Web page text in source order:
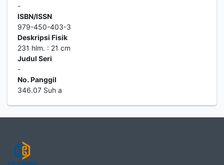
-
ISBN/ISSN
979-450-403-3
Deskripsi Fisik
231 hlm. : 21 cm
Judul Seri
-
No. Panggil
346.07 Suh a